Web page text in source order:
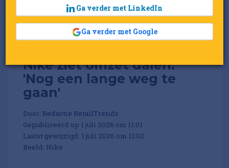
Nike ziet omzet dalen:
'Nog een lange weg te
gaan'
Door: Redactie RetailTrends
Gepubliceerd op 1 juli 2026 om 11:01
Laatst gewijzigd: 1 juli 2026 om 11:02
Beeld: Nike
Ga verder met LinkedIn
Ga verder met Google